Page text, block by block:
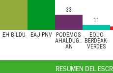
EH BILDU EAJ-PNV
PODEMOS-
AHALDUGU/EZKER
AN
EQUO
BERDEAK-
VERDES
33
11
RESUMEN DEL